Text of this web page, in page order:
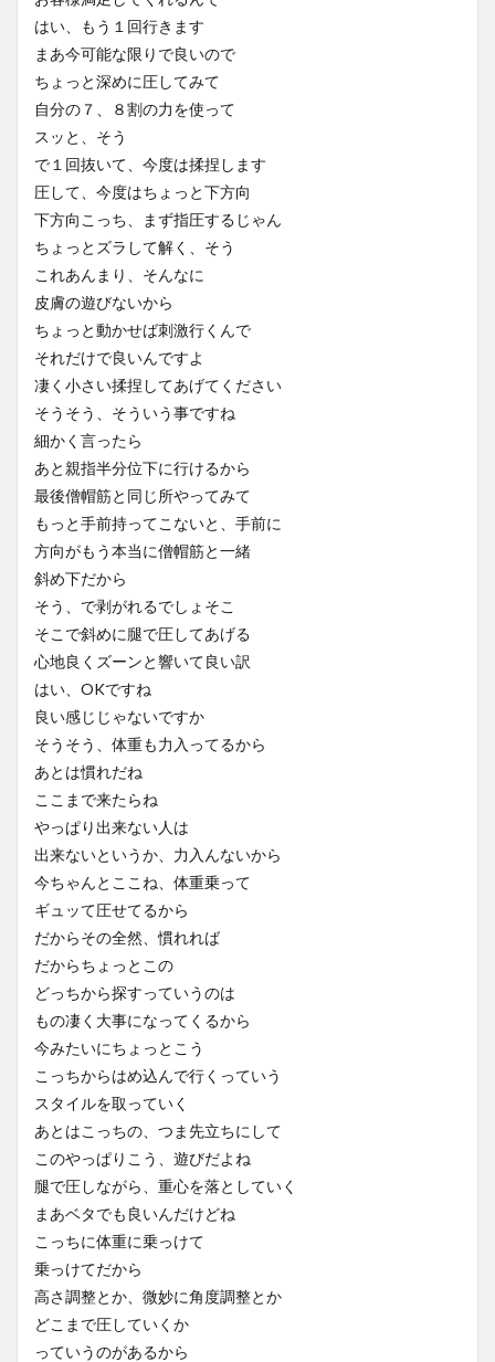
はい、もう１回行きます
まあ今可能な限りで良いので
ちょっと深めに圧してみて
自分の７、８割の力を使って
スッと、そう
で１回抜いて、今度は揉捏します
圧して、今度はちょっと下方向
下方向こっち、まず指圧するじゃん
ちょっとズラして解く、そう
これあんまり、そんなに
皮膚の遊びないから
ちょっと動かせば刺激行くんで
それだけで良いんですよ
凄く小さい揉捏してあげてください
そうそう、そういう事ですね
細かく言ったら
あと親指半分位下に行けるから
最後僧帽筋と同じ所やってみて
もっと手前持ってこないと、手前に
方向がもう本当に僧帽筋と一緒
斜め下だから
そう、で剥がれるでしょそこ
そこで斜めに腿で圧してあげる
心地良くズーンと響いて良い訳
はい、OKですね
良い感じじゃないですか
そうそう、体重も力入ってるから
あとは慣れだね
ここまで来たらね
やっぱり出来ない人は
出来ないというか、力入んないから
今ちゃんとここね、体重乗って
ギュッて圧せてるから
だからその全然、慣れれば
だからちょっとこの
どっちから探すっていうのは
もの凄く大事になってくるから
今みたいにちょっとこう
こっちからはめ込んで行くっていう
スタイルを取っていく
あとはこっちの、つま先立ちにして
このやっぱりこう、遊びだよね
腿で圧しながら、重心を落としていく
まあベタでも良いんだけどね
こっちに体重に乗っけて
乗っけてだから
高さ調整とか、微妙に角度調整とか
どこまで圧していくか
っていうのがあるから